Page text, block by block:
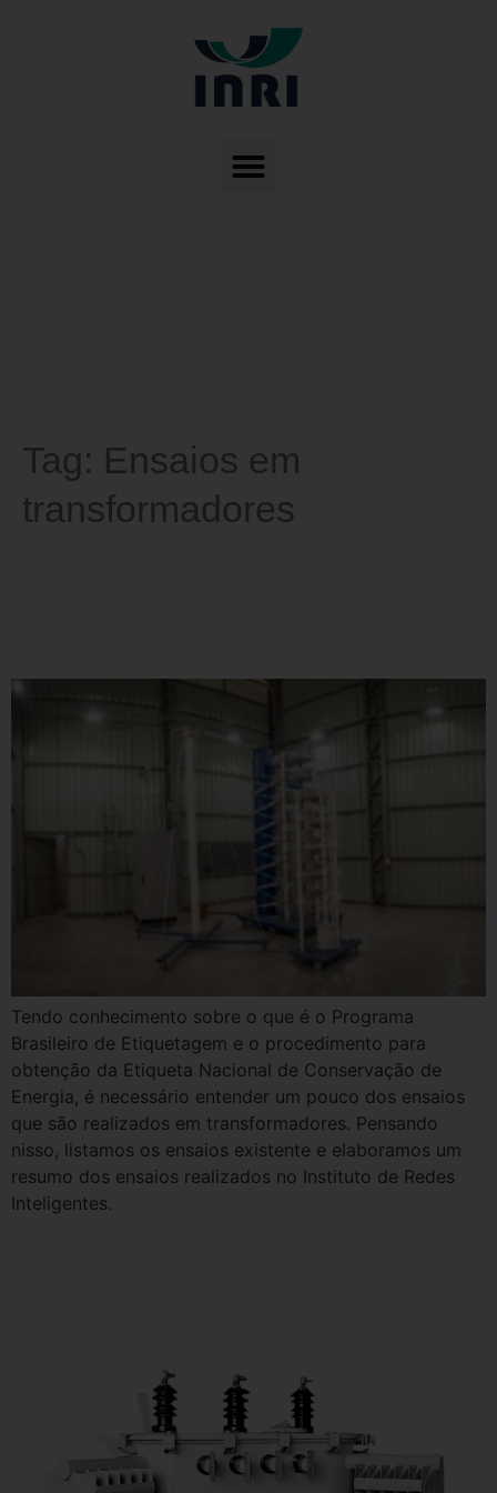
Tag: Ensaios em
transformadores
Tendo conhecimento sobre o que é o Programa
Brasileiro de Etiquetagem e o procedimento para
obtenção da Etiqueta Nacional de Conservação de
Energia, é necessário entender um pouco dos ensaios
que são realizados em transformadores. Pensando
nisso, listamos os ensaios existente e elaboramos um
resumo dos ensaios realizados no Instituto de Redes
Inteligentes.